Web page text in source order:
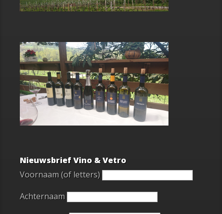
Nieuwsbrief Vino & Vetro
Voornaam (of letters)
Achternaam